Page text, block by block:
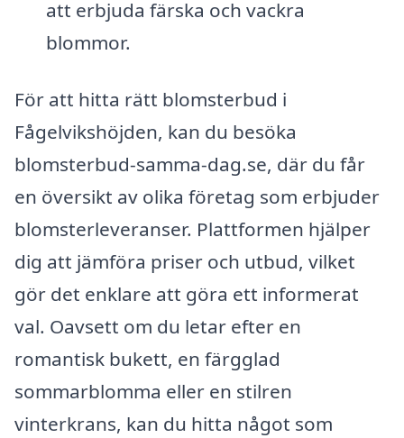
att erbjuda färska och vackra
blommor.
För att hitta rätt blomsterbud i
Fågelvikshöjden, kan du besöka
blomsterbud-samma-dag.se, där du får
en översikt av olika företag som erbjuder
blomsterleveranser. Plattformen hjälper
dig att jämföra priser och utbud, vilket
gör det enklare att göra ett informerat
val. Oavsett om du letar efter en
romantisk bukett, en färgglad
sommarblomma eller en stilren
vinterkrans, kan du hitta något som